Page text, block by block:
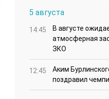
5 августа
14:45
В августе
атмосферная
ЗКО
12:45
Аким
поздравил